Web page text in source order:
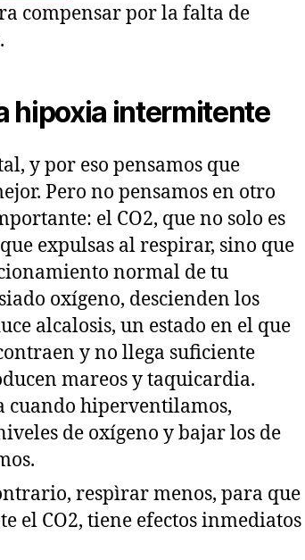
compensar por la falta de
hipoxia intermitente
y por eso pensamos que
Pero no pensamos en otro
el CO2, que no solo es
expulsas al respirar, sino que
normal de tu
oxígeno, descienden los
alcalosis, un estado en el que
y no llega suficiente
mareos y taquicardia.
cuando hiperventilamos,
de oxígeno y bajar los de
respìrar menos, para que
el CO2, tiene efectos inmediatos